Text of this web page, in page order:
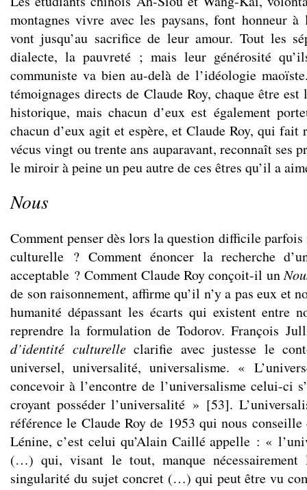
montagnes vivre avec les paysans, font honneur
vont jusqu’au sacrifice de leur amour. Tout les
dialecte, la pauvreté ; mais leur générosité
communiste va bien au-delà de l’idéologie
témoignages directs de Claude Roy, chaque être
historique, mais chacun d’eux est également
chacun d’eux agit et espère, et Claude Roy, qui fait
vécus vingt ou trente ans auparavant, reconnaît ses
le miroir à peine un peu autre de ces êtres qu’il a
Nous
Comment penser dès lors la question difficile
culturelle ? Comment énoncer la recherche
acceptable ? Comment Claude Roy conçoit-il un
de son raisonnement, affirme qu’il n’y a pas eux et
humanité dépassant les écarts qui existent entre
reprendre la formulation de Todorov. François
d’identité culturelleclarifie avec justesse le
universel, universalité, universalisme. «
concevoir à l’encontre de l’universalisme celui-ci
croyant posséder l’universalité » [53].
référence le Claude Roy de 1953 qui nous
Lénine, c’est celui qu’Alain Caillé appelle : «
(…) qui, visant le tout, manque
singularité du sujet concret (…) qui peut être vu